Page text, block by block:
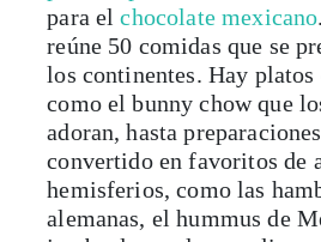
para elchocolate mexicano
reúne 50 comidas que se
los continentes. Hay platos
como el bunny chow que
adoran, hasta
convertido en favoritos de
hemisferios, como las
alemanas, el hummus de